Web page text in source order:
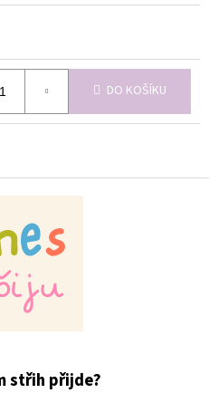
DO KOŠÍKU
střih přijde?